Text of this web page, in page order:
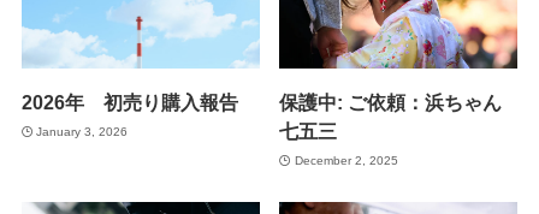
2026年 初売り購入報告
January 3, 2026
保護中: ご依頼：浜ちゃん
七五三
December 2, 2025